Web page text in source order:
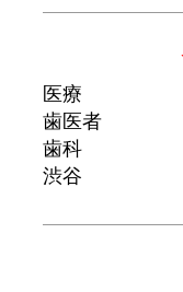
医療
歯医者
歯科
渋谷